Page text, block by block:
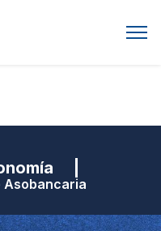
|
Asobancaria